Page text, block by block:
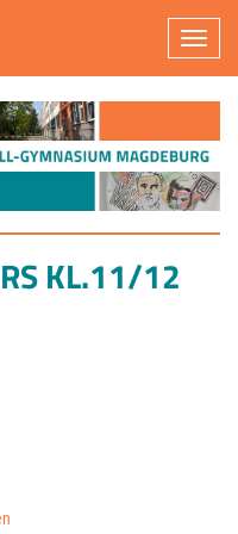
KL.11/12